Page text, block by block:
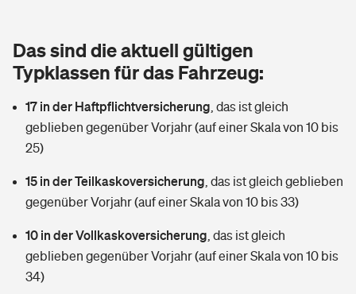
Tools
Wer versichert was: Jetzt Versicherer finden
Sie haben Fragen?
Glasversicherung
Mietkautionsversicherung
Restkreditversicherung
Tools
Kinderunfall­ver­si­che­rung
Kinderinvalidität
Hundehalter-Haftpflicht
Handyversicherung
Dread-Disease-Versicherung
Tierkrankenversicherung
Zur Übersicht
Tools
Wer versichert was: Jetzt Versicherer finden
Das sind die aktuell gültigen
Typklassen für das Fahrzeug:
17 in der Haftpflichtversicherung das ist gleich
geblieben gegenüber Vorjahr (auf einer Skala von 10 bis
25)
15 in der Teilkaskoversicherung das ist gleich geblieben
gegenüber Vorjahr (auf einer Skala von 10 bis 33)
10 in der Vollkaskoversicherung das ist gleich
geblieben gegenüber Vorjahr (auf einer Skala von 10 bis
34)